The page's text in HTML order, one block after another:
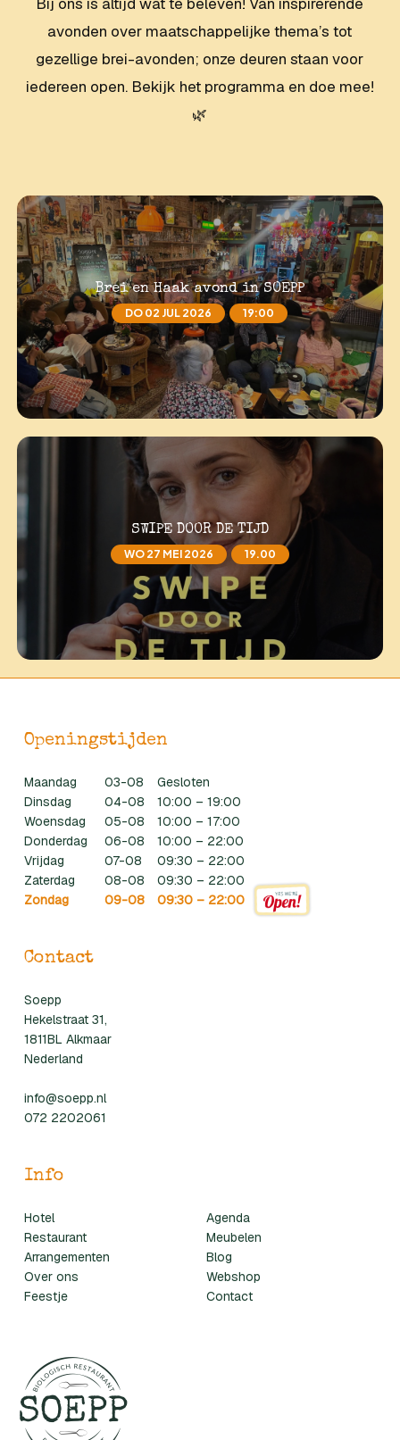
avonden over maatschappelijke thema’s tot
gezellige brei-avonden; onze deuren staan voor
iedereen open. Bekijk het programma en doe mee!
🌿
Brei en Haak avond in SOEPP
DO 02 JUL 2026 19:00
SWIPE DOOR DE TIJD
WO 27 MEI 2026 19.00
Openingstijden
Maandag 03-08
Gesloten
Dinsdag
04-08
10:00 – 19:00
Woensdag
05-08
10:00 – 17:00
Donderdag
06-08
10:00 – 22:00
Vrijdag
07-08
09:30 – 22:00
Zaterdag
08-08
09:30 – 22:00
Zondag
09-08 09:30 – 22:00
Contact
Soepp
Hekelstraat 31,
1811BL Alkmaar
Nederland
info@soepp.nl
072 2202061
Info
Hotel
Restaurant
Arrangementen
Over ons
Feestje
Agenda
Meubelen
Blog
Webshop
Contact